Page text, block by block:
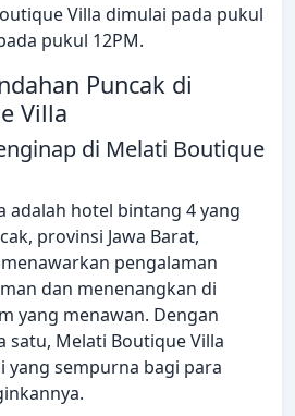
Villa dimulai pada pukul
pukul 12PM.
Puncak di
Villa
di Melati Boutique
adalah hotel bintang 4 yang
provinsi Jawa Barat,
pengalaman
dan menenangkan di
yang menawan. Dengan
satu, Melati Boutique Villa
yang sempurna bagi para